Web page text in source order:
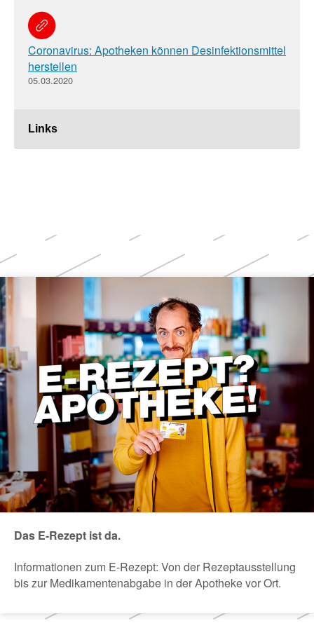
Links
Coronavirus: Apotheken können Desinfektionsmittel
herstellen
05.03.2020
Weitere
Themen
Das E-Rezept ist da.
Informationen zum E-Rezept: Von der Rezeptausstellung
bis zur Medikamentenabgabe in der Apotheke vor Ort.